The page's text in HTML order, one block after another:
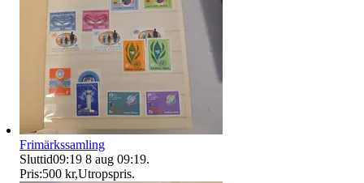
Frimärkssamling
Sluttid09:19 8 aug 09:19.
Pris:500 kr,Utropspris.